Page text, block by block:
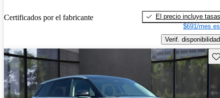
Certificados por el fabricante
El precio incluye tasas
$691/mes
Verif. disponibilidad